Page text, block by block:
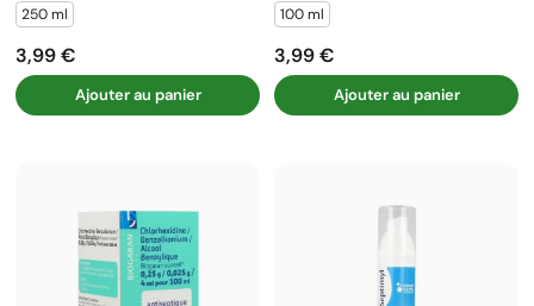
250 ml
Prix
3,99 €
Ajouter au panier
100 ml
Prix
3,99 €
Ajouter au panier